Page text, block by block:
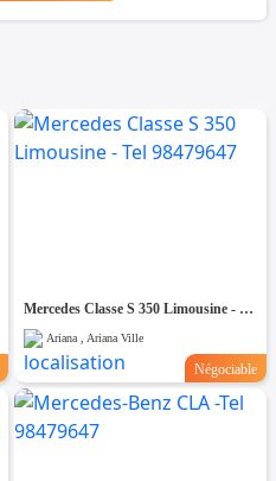
Mercedes Classe S 350 Limousine - Tel 98479647
Ariana , Ariana Ville
Négociable